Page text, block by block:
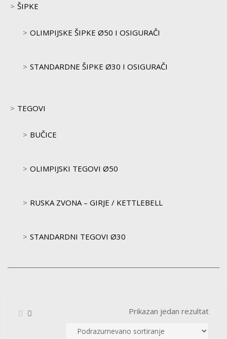
ŠIPKE
OLIMPIJSKE ŠIPKE Ø50 I OSIGURAČI
STANDARDNE ŠIPKE Ø30 I OSIGURAČI
TEGOVI
BUČICE
OLIMPIJSKI TEGOVI Ø50
RUSKA ZVONA – GIRJE / KETTLEBELL
STANDARDNI TEGOVI Ø30
Prikazan jedan rezultat